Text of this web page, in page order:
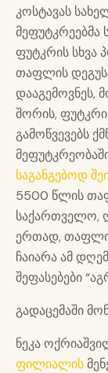
კოსტავას
ფუტკრის სხვა
თაფლის
დააგემოვნეს,
შორის,
გამოწვევებს
საგანგებოდ
5500 წლის
საქართველო,
ერთად,
ჩაიარა ამ
შეფასებები
გადაცემაში
ნეკა
ფილიალის